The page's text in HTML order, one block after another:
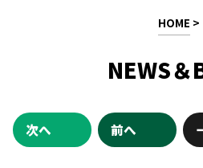
HOME >
NEWS＆
次へ 前へ